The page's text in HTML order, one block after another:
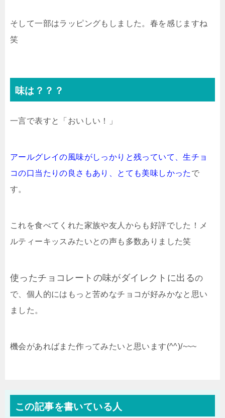
そして一部はラッピングもしました。春を感じますね
笑
味は？？？
一言で表すと「おいしい！」
アールグレイの風味がしっかりと残っていて、生チョ
コの口当たりの良さもあり、とても美味しかった で
す。
これを食べてくれた家族や友人からも好評でした！メ
ルティーキッスみたいとの声も多数ありました笑
使ったチョコレートの味がダイレクトに出るの
で、個人的にはもっと苦めなチョコが好みかなと思い
ました。
機会があればまた作ってみたいと思います(^^)/~~~
この記事を書いている人